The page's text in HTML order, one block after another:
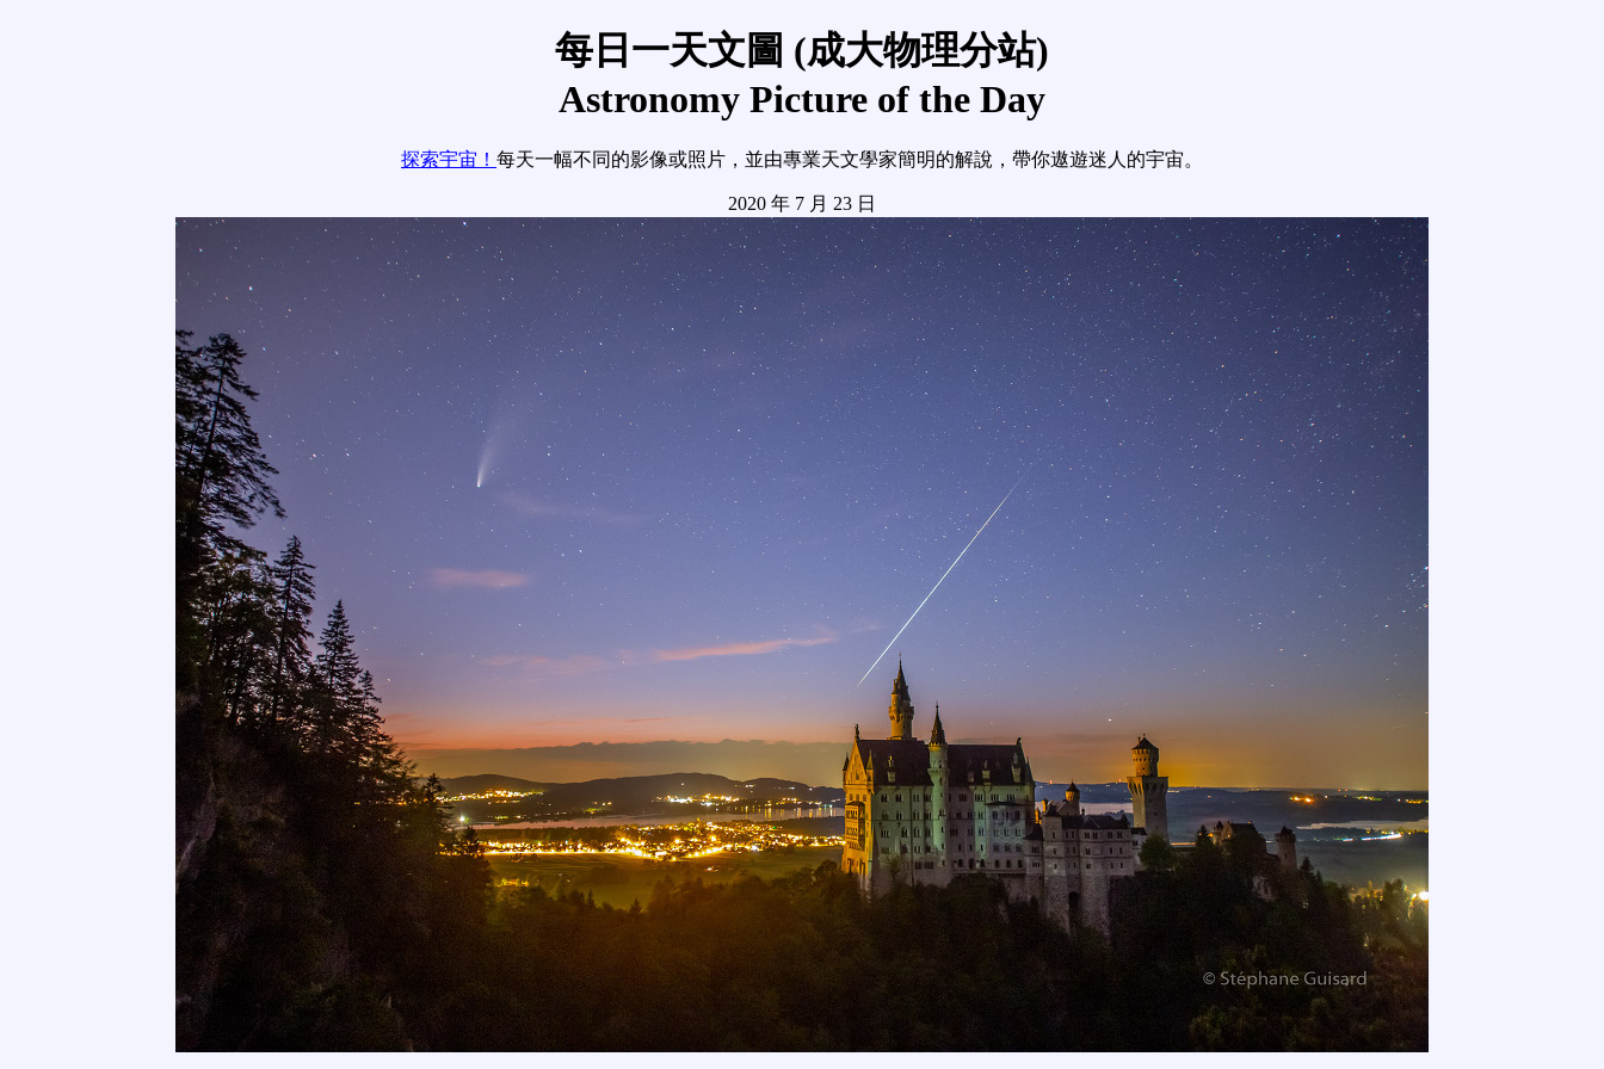
每日一天文圖 (成大物理分站)
Astronomy Picture of the Day
探索宇宙！ 每天一幅不同的影像或照片，並由專業天文學家簡明的解說，帶你遨遊迷人的宇宙。
2020 年 7 月 23 日